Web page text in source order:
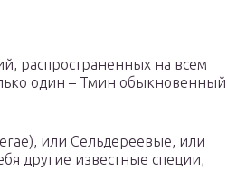
распространенных на всем
один – Тмин обыкновенный
или Сельдереевые, или
другие известные специи,